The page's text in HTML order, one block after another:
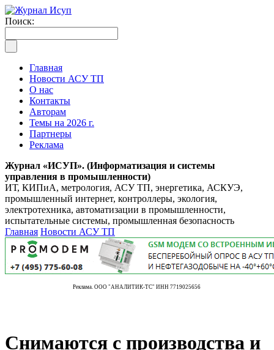
Поиск:
Главная
Новости АСУ ТП
О нас
Контакты
Авторам
Темы на 2026 г.
Партнеры
Реклама
Журнал «ИСУП». (Информатизация и системы
управления в промышленности)
ИТ, КИПиА, метрология, АСУ ТП, энергетика, АСКУЭ,
промышленный интернет, контроллеры, экология,
электротехника, автоматизации в промышленности,
испытательные системы, промышленная безопасность
Главная Новости АСУ ТП
Реклама. ООО "АНАЛИТИК-ТС" ИНН 7719025656
Снимаются с производства и